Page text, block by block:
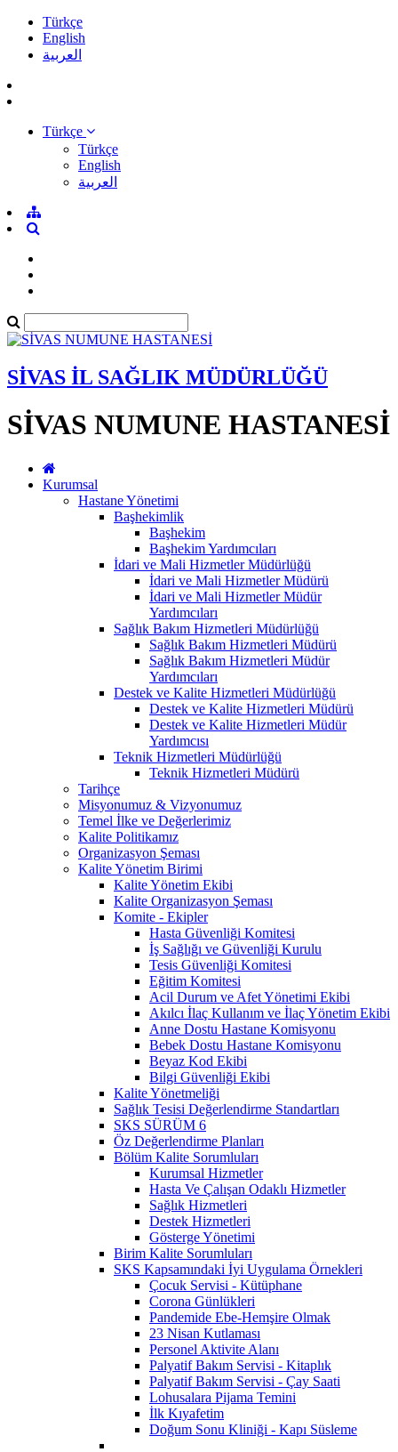
Türkçe
English
العربية
Türkçe
Türkçe
English
العربية
SİVAS İL SAĞLIK MÜDÜRLÜĞÜ
SİVAS NUMUNE HASTANESİ
Kurumsal
Hastane Yönetimi
Başhekimlik
Başhekim
Başhekim Yardımcıları
İdari ve Mali Hizmetler Müdürlüğü
İdari ve Mali Hizmetler Müdürü
İdari ve Mali Hizmetler Müdür
Yardımcıları
Sağlık Bakım Hizmetleri Müdürlüğü
Sağlık Bakım Hizmetleri Müdürü
Sağlık Bakım Hizmetleri Müdür
Yardımcıları
Destek ve Kalite Hizmetleri Müdürlüğü
Destek ve Kalite Hizmetleri Müdürü
Destek ve Kalite Hizmetleri Müdür
Yardımcısı
Teknik Hizmetleri Müdürlüğü
Teknik Hizmetleri Müdürü
Tarihçe
Misyonumuz & Vizyonumuz
Temel İlke ve Değerlerimiz
Kalite Politikamız
Organizasyon Şeması
Kalite Yönetim Birimi
Kalite Yönetim Ekibi
Kalite Organizasyon Şeması
Komite - Ekipler
Hasta Güvenliği Komitesi
İş Sağlığı ve Güvenliği Kurulu
Tesis Güvenliği Komitesi
Eğitim Komitesi
Acil Durum ve Afet Yönetimi Ekibi
Akılcı İlaç Kullanım ve İlaç Yönetim Ekibi
Anne Dostu Hastane Komisyonu
Bebek Dostu Hastane Komisyonu
Beyaz Kod Ekibi
Bilgi Güvenliği Ekibi
Kalite Yönetmeliği
Sağlık Tesisi Değerlendirme Standartları
SKS SÜRÜM 6
Öz Değerlendirme Planları
Bölüm Kalite Sorumluları
Kurumsal Hizmetler
Hasta Ve Çalışan Odaklı Hizmetler
Sağlık Hizmetleri
Destek Hizmetleri
Gösterge Yönetimi
Birim Kalite Sorumluları
SKS Kapsamındaki İyi Uygulama Örnekleri
Çocuk Servisi - Kütüphane
Corona Günlükleri
Pandemide Ebe-Hemşire Olmak
23 Nisan Kutlaması
Personel Aktivite Alanı
Palyatif Bakım Servisi - Kitaplık
Palyatif Bakım Servisi - Çay Saati
Lohusalara Pijama Temini
İlk Kıyafetim
Doğum Sonu Kliniği - Kapı Süsleme